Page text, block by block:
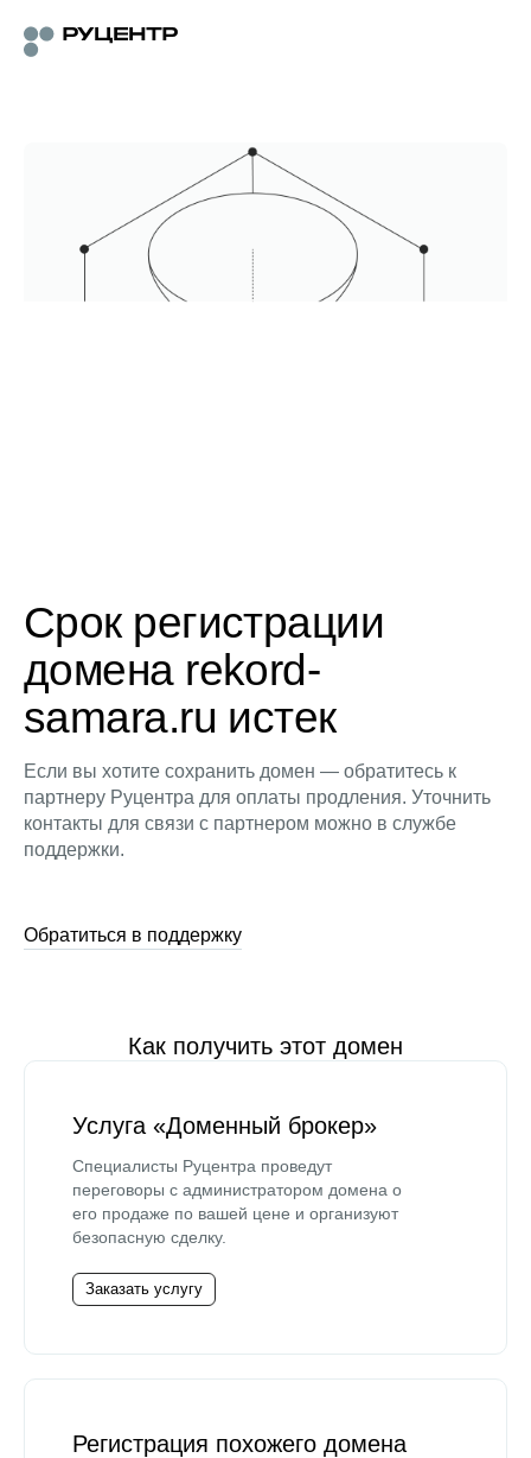
Срок регистрации
домена rekord-
samara.ru истек
Если вы хотите сохранить домен — обратитесь к
партнеру Руцентра для оплаты продления. Уточнить
контакты для связи с партнером можно в службе
поддержки.
Обратиться в поддержку
Как получить этот домен
Услуга «Доменный брокер»
Специалисты Руцентра проведут
переговоры с администратором домена о
его продаже по вашей цене и организуют
безопасную сделку.
Заказать услугу
Регистрация похожего домена